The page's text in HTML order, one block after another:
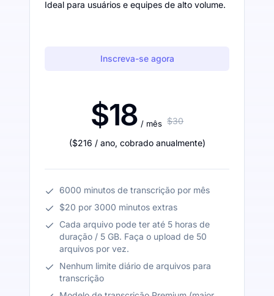
Ideal para usuários e equipes de alto volume.
Inscreva-se agora
$18 / mês $30
($216 / ano, cobrado anualmente)
6000 minutos de transcrição por mês
$20 por 3000 minutos extras
Cada arquivo pode ter até 5 horas de
duração / 5 GB. Faça o upload de 50
arquivos por vez.
Nenhum limite diário de arquivos para
transcrição